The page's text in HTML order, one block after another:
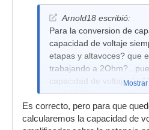
Arnold18 escribió:
Para la conversion de
capacidad de voltaje
etapas y altavoces? que
trabajando a
capacidad de voltaje de
sera:44.72v y con este
sensibilidad de
de limitacion estaria a -
Es correcto, pero para que
calcularemos la capacidad de